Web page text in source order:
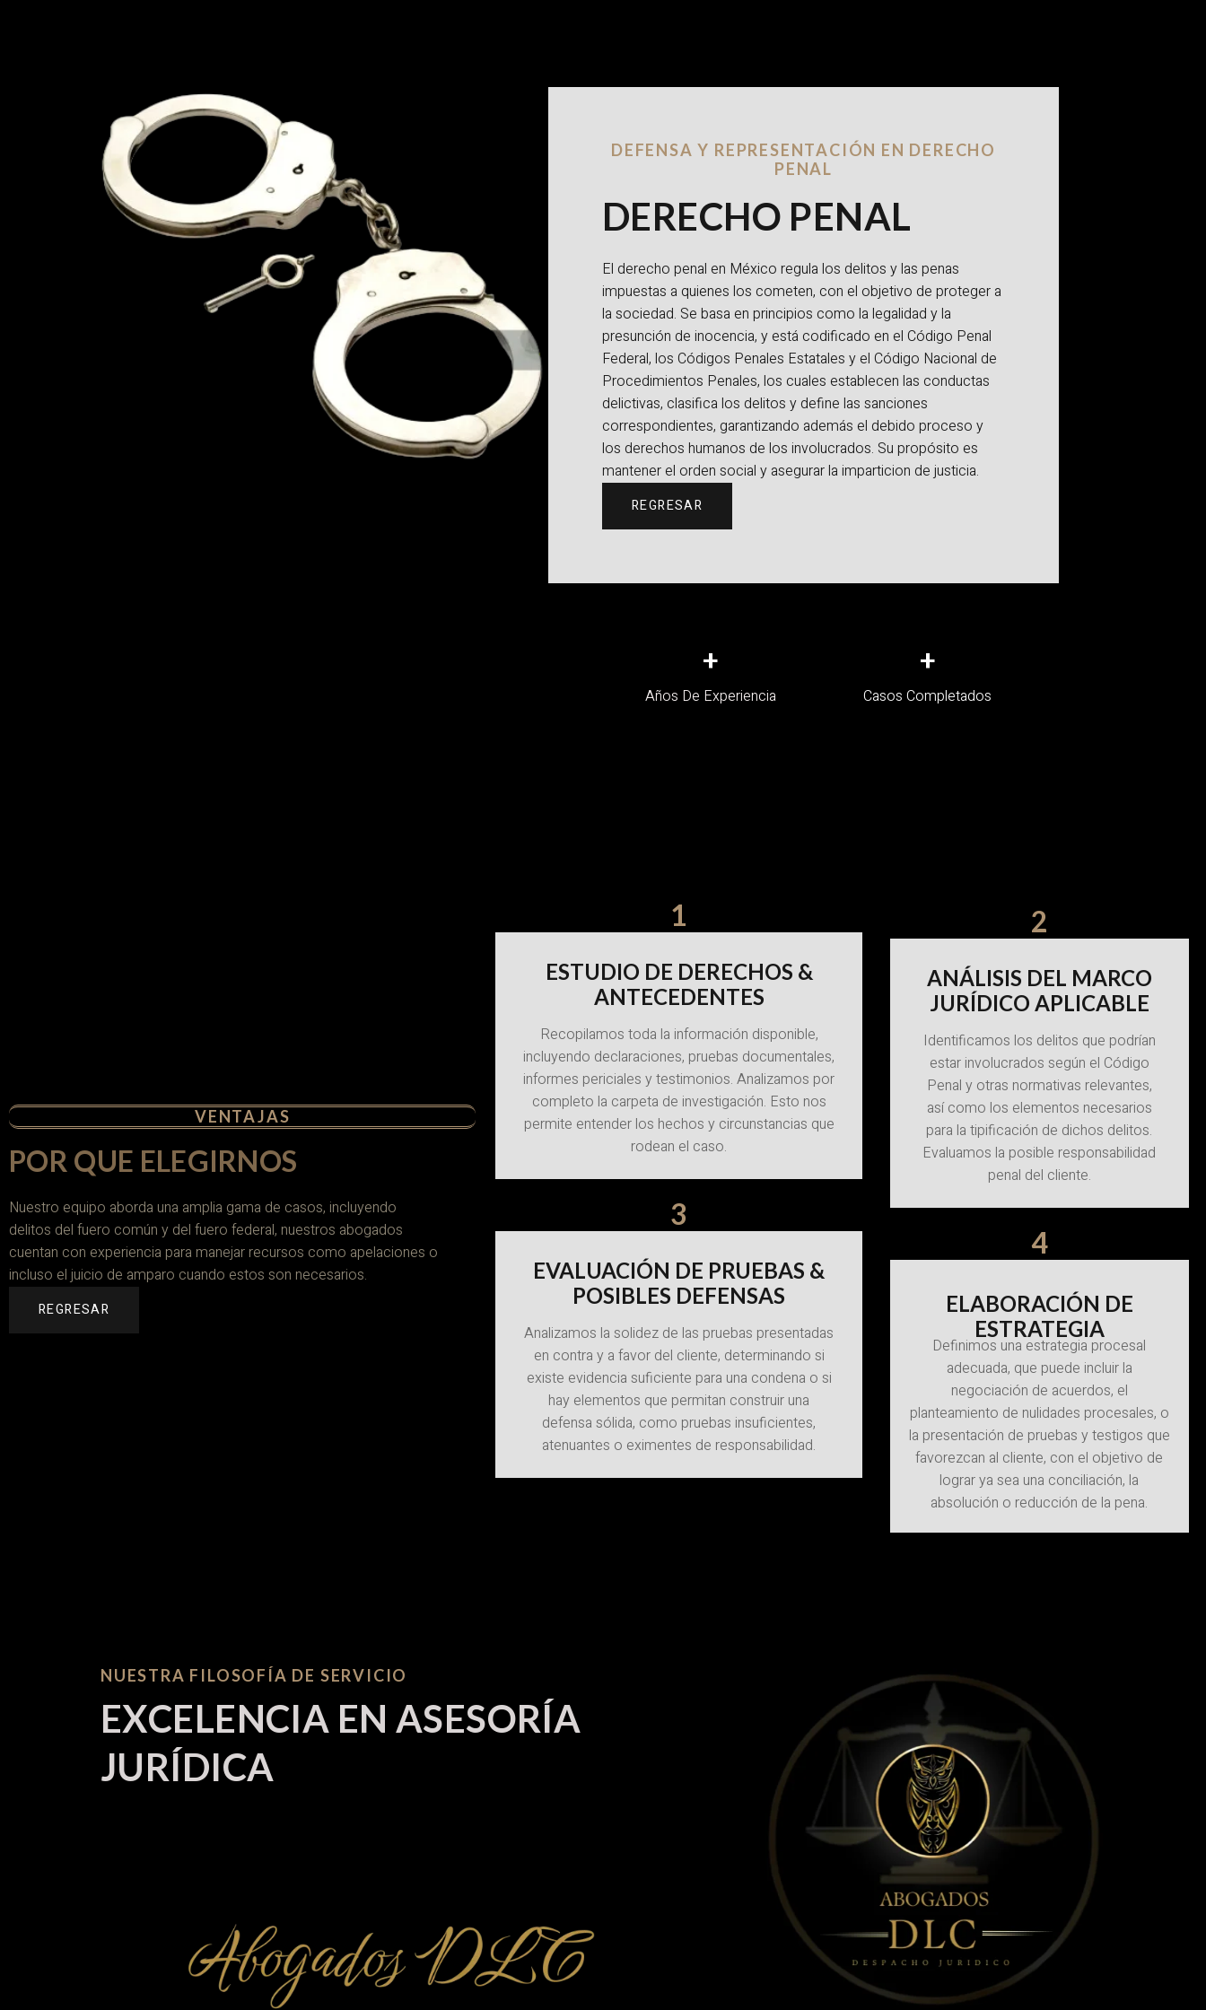
DEFENSA Y REPRESENTACIÓN EN DERECHO
PENAL
DERECHO PENAL
El derecho penal en México regula los delitos y las penas
impuestas a quienes los cometen, con el objetivo de proteger a
la sociedad. Se basa en principios como la legalidad y la
presunción de inocencia, y está codificado en el Código Penal
Federal, los Códigos Penales Estatales y el Código Nacional de
Procedimientos Penales, los cuales establecen las conductas
delictivas, clasifica los delitos y define las sanciones
correspondientes, garantizando además el debido proceso y
los derechos humanos de los involucrados. Su propósito es
mantener el orden social y asegurar la imparticion de justicia.
REGRESAR
+
Años De Experiencia
+
Casos Completados
VENTAJAS
POR QUE ELEGIRNOS
Nuestro equipo aborda una amplia gama de casos, incluyendo
delitos del fuero común y del fuero federal, nuestros abogados
cuentan con experiencia para manejar recursos como apelaciones o
incluso el juicio de amparo cuando estos son necesarios.
REGRESAR
1
ESTUDIO DE DERECHOS &
ANTECEDENTES
Recopilamos toda la información disponible,
incluyendo declaraciones, pruebas documentales,
informes periciales y testimonios. Analizamos por
completo la carpeta de investigación. Esto nos
permite entender los hechos y circunstancias que
rodean el caso.
3
EVALUACIÓN DE PRUEBAS &
POSIBLES DEFENSAS
Analizamos la solidez de las pruebas presentadas
en contra y a favor del cliente, determinando si
existe evidencia suficiente para una condena o si
hay elementos que permitan construir una
defensa sólida, como pruebas insuficientes,
atenuantes o eximentes de responsabilidad.
2
ANÁLISIS DEL MARCO
JURÍDICO APLICABLE
Identificamos los delitos que podrían
estar involucrados según el Código
Penal y otras normativas relevantes,
así como los elementos necesarios
para la tipificación de dichos delitos.
Evaluamos la posible responsabilidad
penal del cliente.
4
ELABORACIÓN DE
ESTRATEGIA
Definimos una estrategia procesal
adecuada, que puede incluir la
negociación de acuerdos, el
planteamiento de nulidades procesales, o
la presentación de pruebas y testigos que
favorezcan al cliente, con el objetivo de
lograr ya sea una conciliación, la
absolución o reducción de la pena.
NUESTRA FILOSOFÍA DE SERVICIO
EXCELENCIA EN ASESORÍA
JURÍDICA